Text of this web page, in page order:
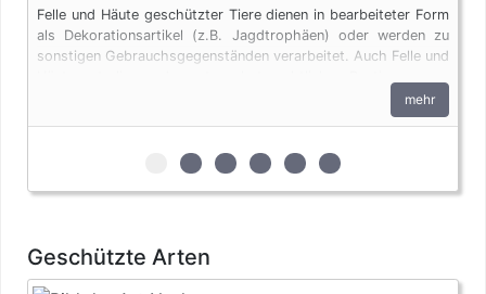
Felle und Häute geschützter Tiere dienen in bearbeiteter Form
als Dekorationsartikel (z.B. Jagdtrophäen) oder werden zu
sonstigen Gebrauchsgegenständen verarbeitet. Auch Felle und
Bei privaten Einfuhren zum persönlichen Gebrauch sind bis zu
vier Erzeugnisse von Krokodilen des Anhangs B pro Person
transportiert werden. Fleisch und Jagdtrophäen sind von
mehr
zur 1. geschützten Erscheinungsform
zur 2. geschützten
zur 3. geschützten
zur 4. geschützten
zur 5. geschützten
zur 6. geschützten
Geschützte Arten